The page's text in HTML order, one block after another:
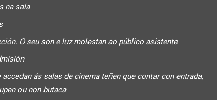
na sala
O seu son e luz molestan ao público asistente
ás salas de cinema teñen que contar con entrada,
ou non butaca